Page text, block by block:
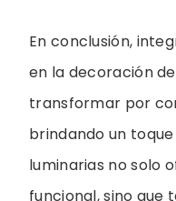
En conclusión,
en la decoración
transformar por
brindando un
luminarias no solo
funcional, sino